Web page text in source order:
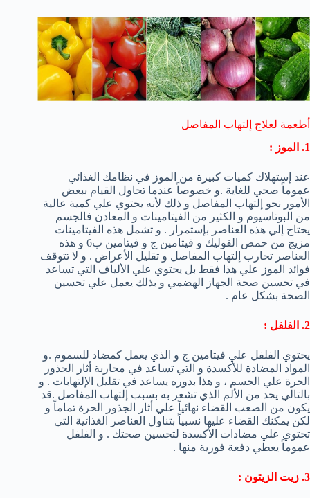
أطعمة لعلاج إلتهاب المفاصل
1. الموز :
عند إستهلاك كميات كبيرة من الموز في نظامك الغذائي
عموماً صحي للغاية .و خصوصاً عندما تحاول القيام ببعض
الأمور نحو إلتهاب المفاصل و ذلك لأنه يحتوي علي كمية عالية
من البوتاسيوم و الكثير من الفيتامينات و المعادن فالجسم
يحتاج إلي هذه العناصر بإستمرار . و تشمل هذه الفيتامينات
مزيج من حمض الفوليك و فيتامين ج و فيتامين ب6 و هذه
العناصر تحارب إلتهاب المفاصل و تقليل الأعراض . و لا تتوقف
فوائد الموز علي هذا فقط بل يحتوي علي الألياف التي تساعد
في تحسين صحة الجهاز الهضمي و بذلك يعمل علي تحسين
الصحة بشكل عام .
2. الفلفل :
يحتوي الفلفل علي فيتامين ج و الذي يعمل كمضاد للسموم .و
المواد المضادة للأكسدة و التي تساعد في محاربة أثار الجذور
الحرة علي الجسم ، و هذا بدوره يساعد في تقليل الإلتهابات . و
بالتالي يحد من الألم الذي تشعر به بسبب إلتهاب المفاصل .قد
يكون من الصعب القضاء نهائياً علي أثار الجذور الحرة تماماً و
لكن يمكنك القضاء عليها نسبياً بتناول العناصر الغذائية التي
تحتوي علي مضادات الأكسدة لتحسين صحتك . و الفلفل
عموماً يعطي دفعة فورية منها .
3. زيت الزيتون :